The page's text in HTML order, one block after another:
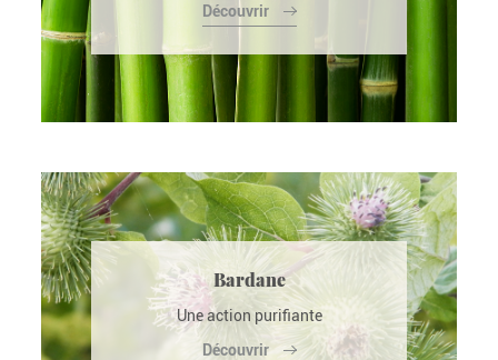
Découvrir
Bardane
Une action purifiante
Découvrir